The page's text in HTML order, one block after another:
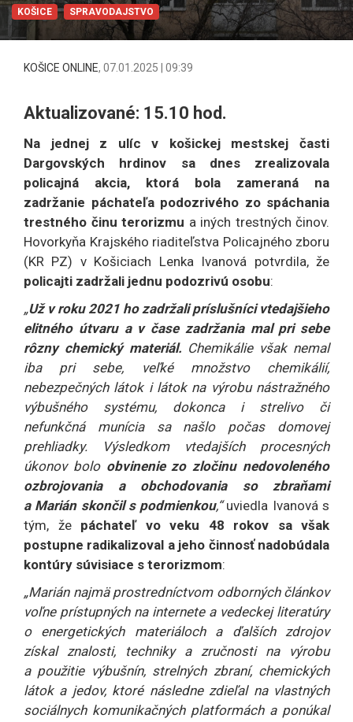
KOŠICE SPRAVODAJSTVO
KOŠICE ONLINE, 07.01.2025 | 09:39
Aktualizované: 15.10 hod.
Na jednej z ulíc v košickej mestskej časti
Dargovských hrdinov sa dnes zrealizovala
policajná akcia, ktorá bola zameraná na
zadržanie páchateľa podozrivého zo spáchania
trestného činu terorizmu a iných trestných činov.
Hovorkyňa Krajského riaditeľstva Policajného zboru
(KR PZ) v Košiciach Lenka Ivanová potvrdila, že
policajti zadržali jednu podozrivú osobu:
„Už v roku 2021 ho zadržali príslušníci vtedajšieho
elitného útvaru a v čase zadržania mal pri sebe
rôzny chemický materiál. Chemikálie však nemal
iba pri sebe, veľké množstvo chemikálií,
nebezpečných látok i látok na výrobu nástražného
výbušného systému, dokonca i strelivo či
nefunkčná munícia sa našlo počas domovej
prehliadky. Výsledkom vtedajších procesných
úkonov bolo obvinenie zo zločinu nedovoleného
ozbrojovania a obchodovania so zbraňami
a Marián skončil s podmienkou,“uviedla Ivanová s
tým, že páchateľ vo veku 48 rokov sa však
postupne radikalizoval a jeho činnosť nadobúdala
kontúry súvisiace s terorizmom:
„Marián najmä prostredníctvom odborných článkov
voľne prístupných na internete a vedeckej literatúry
o energetických materiáloch a ďalších zdrojov
získal znalosti, techniky a zručnosti na výrobu
a použitie výbušnín, strelných zbraní, chemických
látok a jedov, ktoré následne zdieľal na vlastných
sociálnych komunikačných platformách a ponúkal